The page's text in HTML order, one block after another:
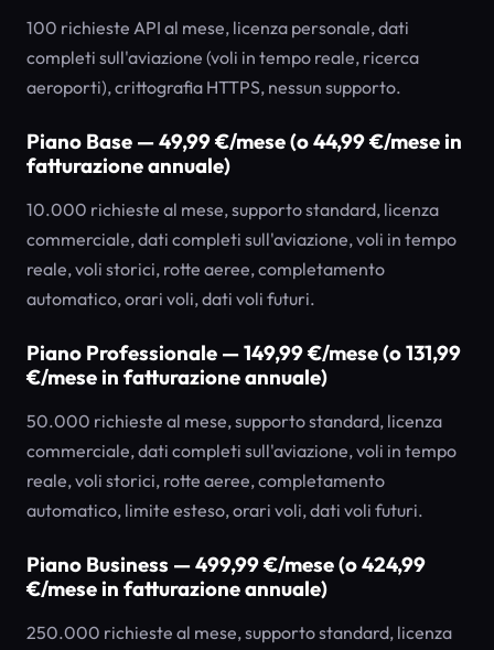
100 richieste API al mese, licenza personale, dati
completi sull'aviazione (voli in tempo reale, ricerca
aeroporti), crittografia HTTPS, nessun supporto.
Piano Base — 49,99 €/mese (o 44,99 €/mese in
fatturazione annuale)
10.000 richieste al mese, supporto standard, licenza
commerciale, dati completi sull'aviazione, voli in tempo
reale, voli storici, rotte aeree, completamento
automatico, orari voli, dati voli futuri.
Piano Professionale — 149,99 €/mese (o 131,99
€/mese in fatturazione annuale)
50.000 richieste al mese, supporto standard, licenza
commerciale, dati completi sull'aviazione, voli in tempo
reale, voli storici, rotte aeree, completamento
automatico, limite esteso, orari voli, dati voli futuri.
Piano Business — 499,99 €/mese (o 424,99
€/mese in fatturazione annuale)
250.000 richieste al mese, supporto standard, licenza